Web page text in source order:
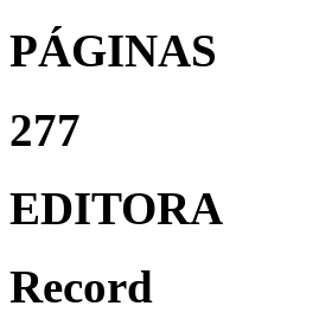
PÁGINAS
277
EDITORA
Record